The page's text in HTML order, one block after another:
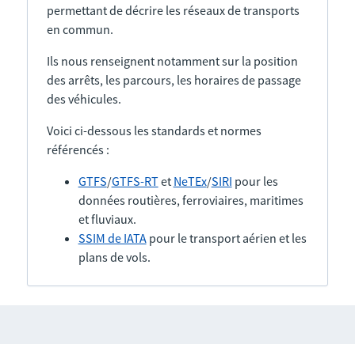
permettant de décrire les réseaux de transports
en commun.
Ils nous renseignent notamment sur la position
des arrêts, les parcours, les horaires de passage
des véhicules.
Voici ci-dessous les standards et normes
référencés :
GTFS/GTFS-RTet NeTEx/SIRI pour les
données routières, ferroviaires, maritimes
et fluviaux.
SSIM de IATApour le transport aérien et les
plans de vols.